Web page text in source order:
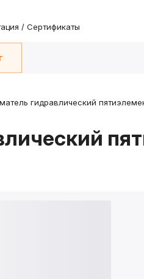
/ Сертификаты
гидравлический